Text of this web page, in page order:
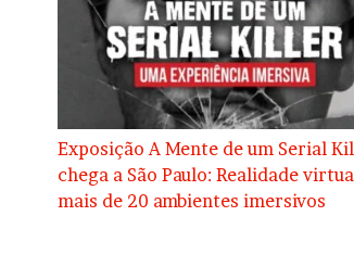
Exposição A Mente de um Serial
chega a São Paulo: Realidade
mais de 20 ambientes imersivos